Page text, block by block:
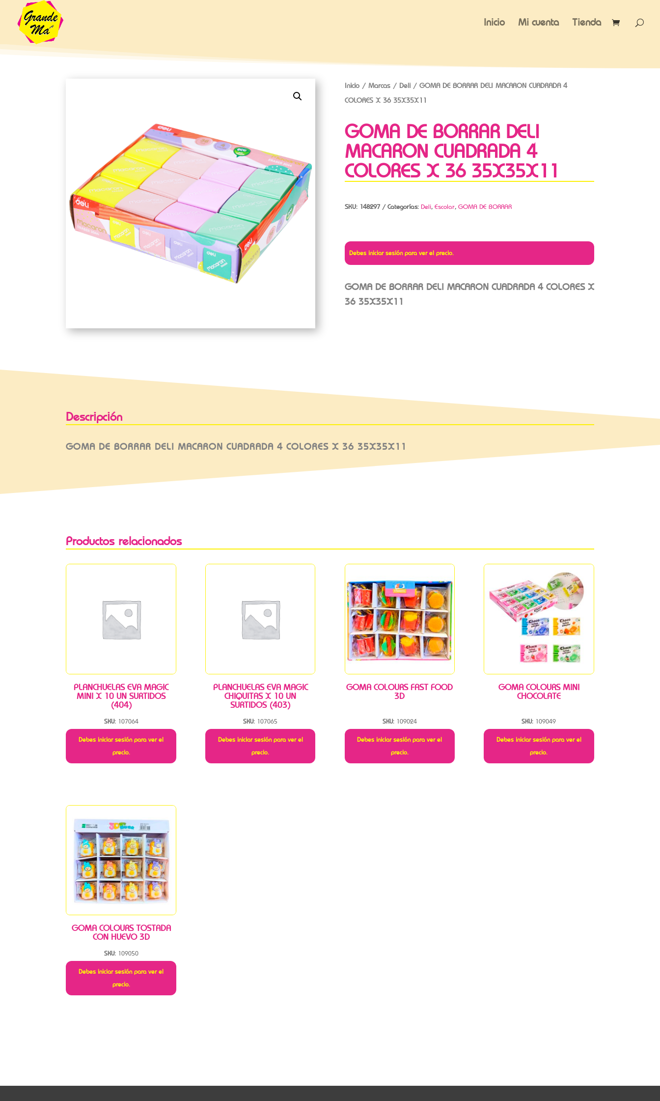
Inicio Mi cuenta Tienda
Inicio/ Marcas/ Deli/ GOMA DE BORRAR DELI MACARON CUADRADA 4
COLORES X 36 35X35X11
GOMA DE BORRAR DELI
MACARON CUADRADA 4
COLORES X 36 35X35X11
SKU: 148297 Categorías: Deli, Escolar, GOMA DE BORRAR
Debes iniciar sesión para ver el precio.
GOMA DE BORRAR DELI MACARON CUADRADA 4 COLORES X
36 35X35X11
Descripción
GOMA DE BORRAR DELI MACARON CUADRADA 4 COLORES X 36 35X35X11
Productos relacionados
PLANCHUELAS EVA MAGIC
MINI X 10 UN SURTIDOS
(404)
SKU: 107064
Debes iniciar sesión para ver el
precio.
PLANCHUELAS EVA MAGIC
CHIQUITAS X 10 UN
SURTIDOS (403)
SKU: 107065
Debes iniciar sesión para ver el
precio.
GOMA COLOURS FAST FOOD
3D
SKU: 109024
Debes iniciar sesión para ver el
precio.
GOMA COLOURS MINI
CHOCOLATE
SKU: 109049
Debes iniciar sesión para ver el
precio.
GOMA COLOURS TOSTADA
CON HUEVO 3D
SKU: 109050
Debes iniciar sesión para ver el
precio.